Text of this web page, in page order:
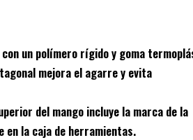
con un polímero rígido y goma
mejora el agarre y evita
del mango incluye la marca de la
en la caja de herramientas.